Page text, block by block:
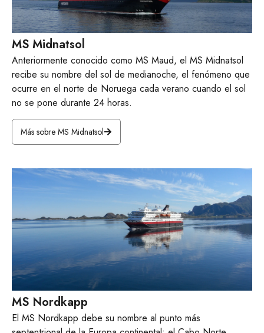
MS Midnatsol
Anteriormente conocido como MS Maud, el MS Midnatsol
recibe su nombre del sol de medianoche, el fenómeno que
ocurre en el norte de Noruega cada verano cuando el sol
no se pone durante 24 horas.
Más sobre MS Midnatsol
MS Nordkapp
El MS Nordkapp debe su nombre al punto más